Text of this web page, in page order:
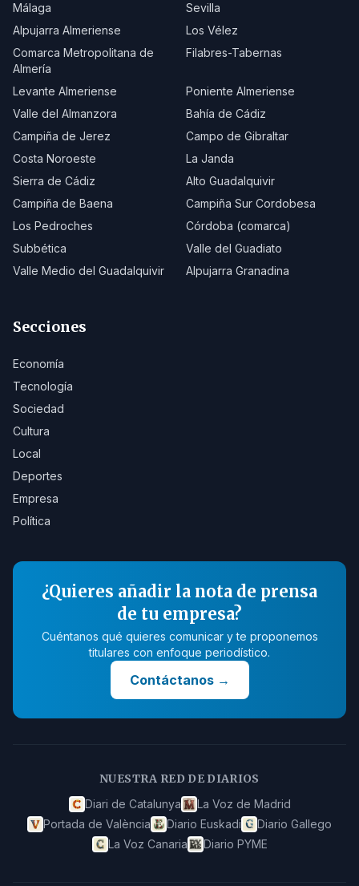
Málaga
Sevilla
Alpujarra Almeriense
Los Vélez
Comarca Metropolitana de
Almería
Filabres-Tabernas
Levante Almeriense
Poniente Almeriense
Valle del Almanzora
Bahía de Cádiz
Campiña de Jerez
Campo de Gibraltar
Costa Noroeste
La Janda
Sierra de Cádiz
Alto Guadalquivir
Campiña de Baena
Campiña Sur Cordobesa
Los Pedroches
Córdoba (comarca)
Subbética
Valle del Guadiato
Valle Medio del Guadalquivir
Alpujarra Granadina
Secciones
Economía
Tecnología
Sociedad
Cultura
Local
Deportes
Empresa
Política
¿Quieres añadir la nota de prensa
de tu empresa?
Cuéntanos qué quieres comunicar y te proponemos
titulares con enfoque periodístico.
Contáctanos→
NUESTRA RED DE DIARIOS
Diari de Catalunya
La Voz de Madrid
Portada de València
Diario Euskadi
Diario Gallego
La Voz Canaria
Diario PYME